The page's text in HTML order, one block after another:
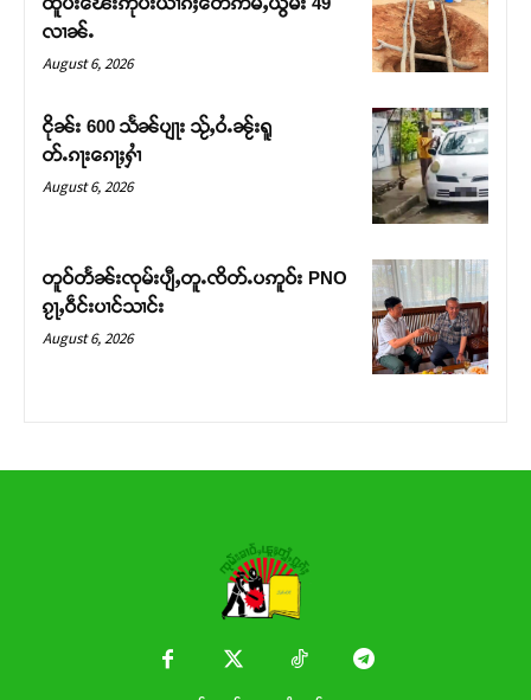
တႃႇႁႂ်ႈသဵင်ၵၢင်ၸႂ်ၵူၼ်းမိူင်း ၵူႈတီႈၵူႈလႅၼ်ပေႃးတေၸွ
ဝ်ႇၽူႈတွႆႇႁွၵ်ႈ လႆႈယူႇၶႃႈဢေႃႈ။
လၢၼ်ႉ
August 6, 2026
ငိုၼ်း 600 သႅၼ်ပျႃး သႂ်ႇဝႆႉၼႂ်းရူ
တ်ႉၵႃးၵေႃႈႁၢႆ
August 6, 2026
တူဝ်တႅၼ်းၸုမ်းပျီႇတူႉၸိတ်ႉပဢူဝ်း PNO
ၵႂႃႇဝဵင်းပၢင်သၢင်း
August 6, 2026